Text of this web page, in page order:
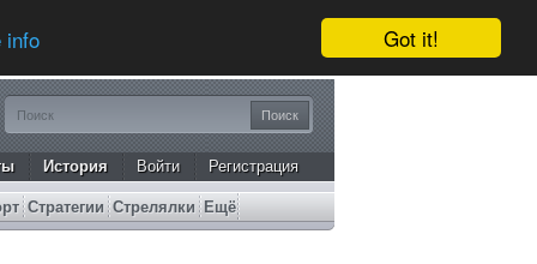
Got it!
info
История Войти Регистрация
Стратегии Стрелялки Ещё